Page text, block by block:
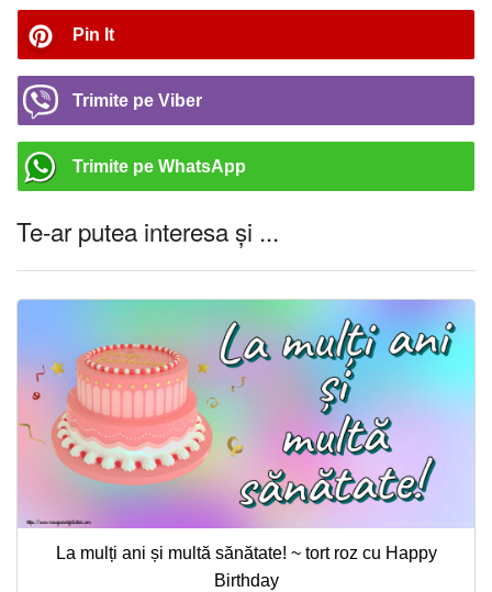
Pin It
Trimite pe Viber
Trimite pe WhatsApp
Te-ar putea interesa și ...
La mulți ani și multă sănătate! ~ tort roz cu Happy
Birthday